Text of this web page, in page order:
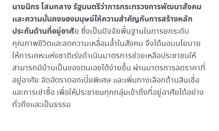
นายนิกร โสมกลาง รัฐมนตรีว่าการกระทรวงการพัฒนาสังคม
และความมั่นคงของมนุษย์ให้ความสำคัญกับการสร้างหลัก
ประกันด้านที่อยู่อาศัย ซึ่งเป็นปัจจัยพื้นฐานในการยกระดับ
คุณภาพชีวิตและลดความเหลื่อมล้ำในสังคม จึงได้มอบนโยบาย
ให้การเคหะแห่งชาติเร่งดำเนินมาตรการช่วยเหลือประชาชนให้
สามารถมีบ้านเป็นของตนเองได้ง่ายขึ้น ผ่านมาตรการลดราคาที่
อยู่อาศัย จัดอัตราดอกเบี้ยพิเศษ และเพิ่มทางเลือกด้านสินเชื่อ
และการเช่าซื้อ เพื่อให้ประชาชนทุกกลุ่มเข้าถึงที่อยู่อาศัยได้อย่าง
ทั่วถึงและเป็นธรรม